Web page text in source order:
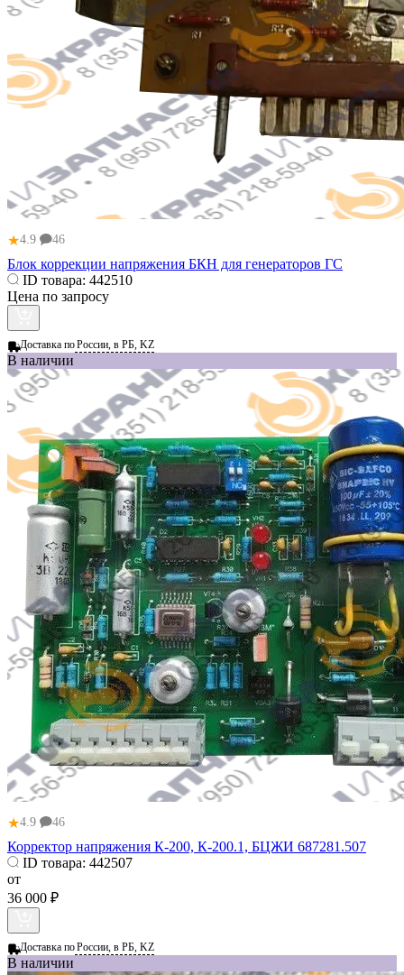
★4.9 46
Блок коррекции напряжения БКН для генераторов ГС
ID товара: 442510
Цена по запросу
Доставка поРоссии, в РБ, KZ
В наличии
★4.9 46
Корректор напряжения К-200, К-200.1, БЦЖИ 687281.507
ID товара: 442507
от
36 000 ₽
Доставка поРоссии, в РБ, KZ
В наличии